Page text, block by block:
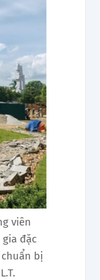
viên
đặc
bị